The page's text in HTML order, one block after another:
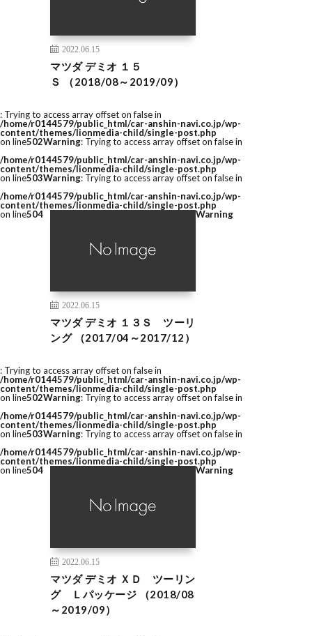
2022.06.15
マツダ デミオ １５
Ｓ （2018/08～2019/09）
: Trying to access array offset on false in
/home/r0144579/public_html/car-anshin-navi.co.jp/wp-
content/themes/lionmedia-child/single-post.php
on line502Warning: Trying to access array offset on false in
/home/r0144579/public_html/car-anshin-navi.co.jp/wp-
content/themes/lionmedia-child/single-post.php
on line503Warning: Trying to access array offset on false in
/home/r0144579/public_html/car-anshin-navi.co.jp/wp-
content/themes/lionmedia-child/single-post.php
on line504
2022.06.15
マツダ デミオ １３Ｓ ツーリ
ング （2017/04～2017/12）
Warning
: Trying to access array offset on false in
/home/r0144579/public_html/car-anshin-navi.co.jp/wp-
content/themes/lionmedia-child/single-post.php
on line502Warning: Trying to access array offset on false in
/home/r0144579/public_html/car-anshin-navi.co.jp/wp-
content/themes/lionmedia-child/single-post.php
on line503Warning: Trying to access array offset on false in
/home/r0144579/public_html/car-anshin-navi.co.jp/wp-
content/themes/lionmedia-child/single-post.php
on line504
2022.06.15
マツダ デミオ ＸＤ ツーリン
グ Ｌパッケージ （2018/08
～2019/09）
Warning